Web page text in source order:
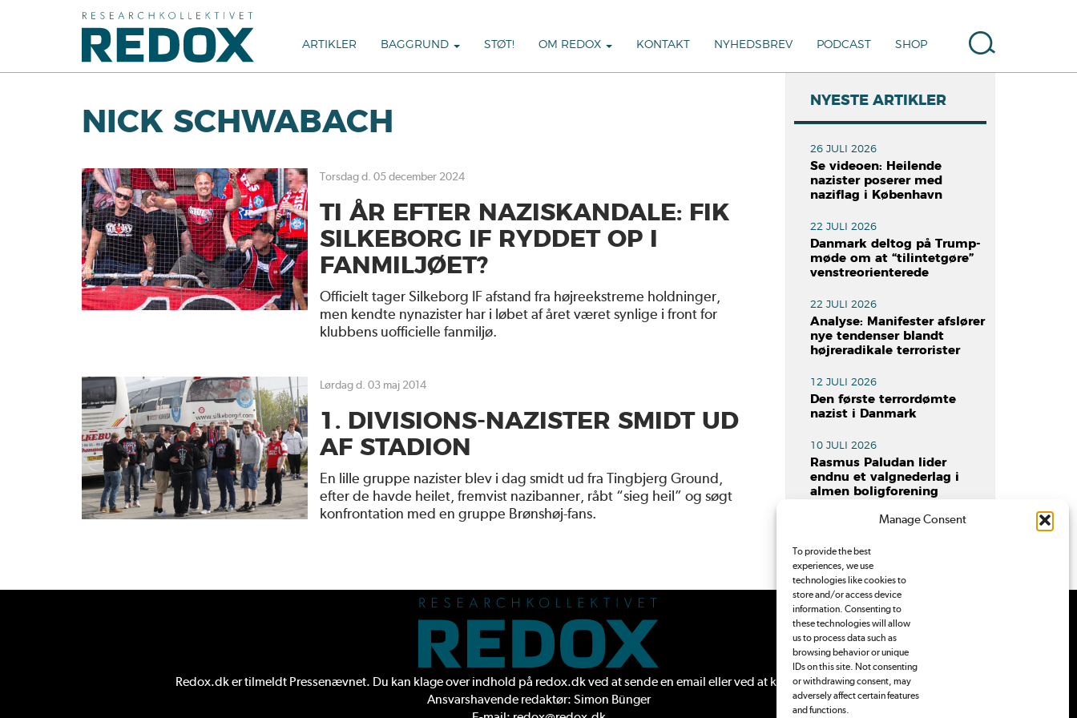
Manage Consent
To provide the best
experiences, we use
technologies like cookies to
store and/or access device
information. Consenting to
these technologies will allow
us to process data such as
browsing behavior or unique
IDs on this site. Not consenting
or withdrawing consent, may
adversely affect certain features
and functions.
ARTIKLER BAGGRUND STØT! OM REDOX KONTAKT NYHEDSBREV PODCAST SHOP
NICK SCHWABACH
torsdag d. 05 december 2024
TI ÅR EFTER NAZISKANDALE: FIK
SILKEBORG IF RYDDET OP I
FANMILJØET?
Officielt tager Silkeborg IF afstand fra højreekstreme holdninger,
men kendte nynazister har i løbet af året været synlige i front for
klubbens uofficielle fanmiljø.
lørdag d. 03 maj 2014
1. DIVISIONS-NAZISTER SMIDT UD
AF STADION
En lille gruppe nazister blev i dag smidt ud fra Tingbjerg Ground,
efter de havde heilet, fremvist nazibanner, råbt “sieg heil” og søgt
konfrontation med en gruppe Brønshøj-fans.
NYESTE ARTIKLER
26 JULI 2026
Se videoen: Heilende
nazister poserer med
naziflag i København
22 JULI 2026
Danmark deltog på Trump-
møde om at “tilintetgøre”
venstreorienterede
22 JULI 2026
Analyse: Manifester afslører
nye tendenser blandt
højreradikale terrorister
12 JULI 2026
Den første terrordømte
nazist i Danmark
10 JULI 2026
Rasmus Paludan lider
endnu et valgnederlag i
almen boligforening
Redox.dk er tilmeldt Pressenævnet. Du kan klage over indhold på redox.dk ved at sende en email eller ved at kontakte Pressenævnet.
Ansvarshavende redaktør: Simon Bünger